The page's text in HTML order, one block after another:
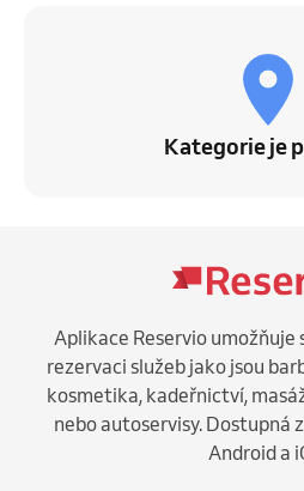
Kategorie je
Aplikace Reservio umožňuje
rezervaci služeb jako jsou
kosmetika, kadeřnictví,
nebo autoservisy. Dostupná
Android a